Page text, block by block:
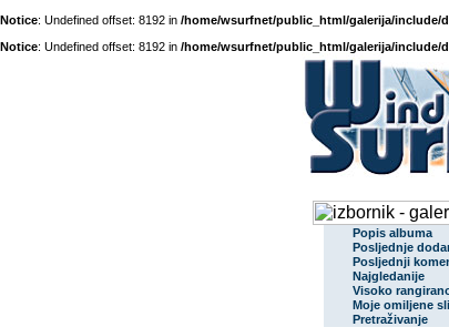
Notice: Undefined offset: 8192 in /home/wsurfnet/public_html/galerija/include/
Notice: Undefined offset: 8192 in /home/wsurfnet/public_html/galerija/include/
Popis albuma
Posljednje
Posljednji
Najgledanije
Visoko
Moje omiljene
Pretraživanje